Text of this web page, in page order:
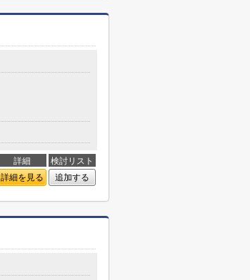
詳細
検討リスト
詳細を見る 追加する